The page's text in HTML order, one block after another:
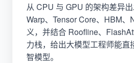
从 CPU 与 GPU 的架构差异出
Warp、Tensor Core、HBM
义，并结合 Roofline、
力栈，给出大模型工程师能直
智模型。